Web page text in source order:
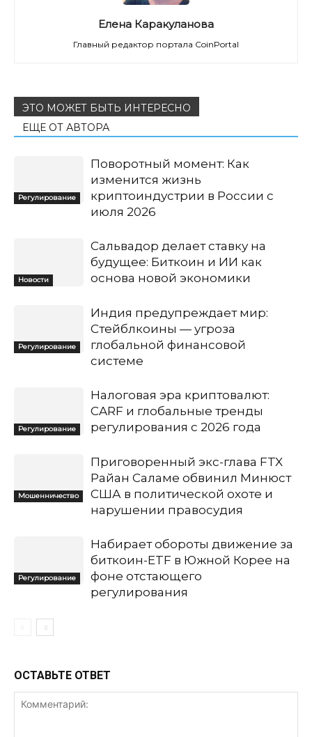
Елена Каракуланова
Главный редактор портала CoinPortal
ЭТО МОЖЕТ БЫТЬ ИНТЕРЕСНО
ЕЩЕ ОТ АВТОРА
Регулирование
Поворотный момент: Как
изменится жизнь
криптоиндустрии в России с
июля 2026
Новости
Сальвадор делает ставку на
будущее: Биткоин и ИИ как
основа новой экономики
Регулирование
Индия предупреждает мир:
Стейблкоины — угроза
глобальной финансовой
системе
Регулирование
Налоговая эра криптовалют:
CARF и глобальные тренды
регулирования с 2026 года
Мошенничество
Приговоренный экс-глава FTX
Райан Саламе обвинил Минюст
США в политической охоте и
нарушении правосудия
Регулирование
Набирает обороты движение за
биткоин-ETF в Южной Корее на
фоне отстающего
регулирования
ОСТАВЬТЕ ОТВЕТ